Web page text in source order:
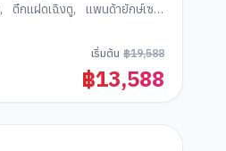
, ตึกแฝดเฉิงตู,
แพนด้ายักษ์เซล
เริ่มต้น ฿19,588
฿13,588